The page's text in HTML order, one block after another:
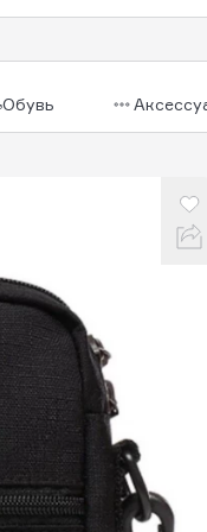
Обувь